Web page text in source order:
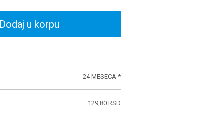
Dodaj u korpu
24 MESECA *
129,80 RSD